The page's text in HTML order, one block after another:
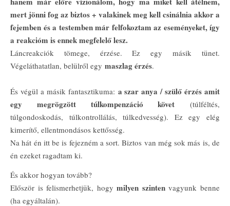
mert jönni fog az biztos + valakinek meg kell csinálnia akkor a
fejemben és a testemben már felfokoztam az eseményeket, így
a reakcióm is ennek megfelelő lesz.
Láncreakciók tömege, érzése. Ez egy másik tünet.
Végeláthatatlan, belülről egy maszlag érzés.
És végül a másik fantasztikuma: a szar anya / szülő érzés amit
egy megrögzött túlkompenzáció követ (túlféltés,
túlgondoskodás, túlkontrollálás, túlkedvesség). Ez egy elég
kimerítő, ellentmondásos kettősség.
Na hát én itt be is fejezném a sort. Biztos van még sok más is, de
én ezeket ragadtam ki.
És akkor hogyan tovább?
Először is felismerhetjük, hogymilyen szintenvagyunk benne
(ha egyáltalán).